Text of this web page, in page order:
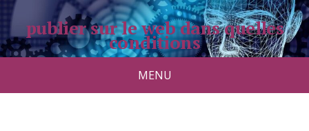
publier sur le web dans quelles
conditions
MENU